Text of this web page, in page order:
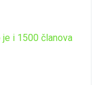
je i 1500 članova